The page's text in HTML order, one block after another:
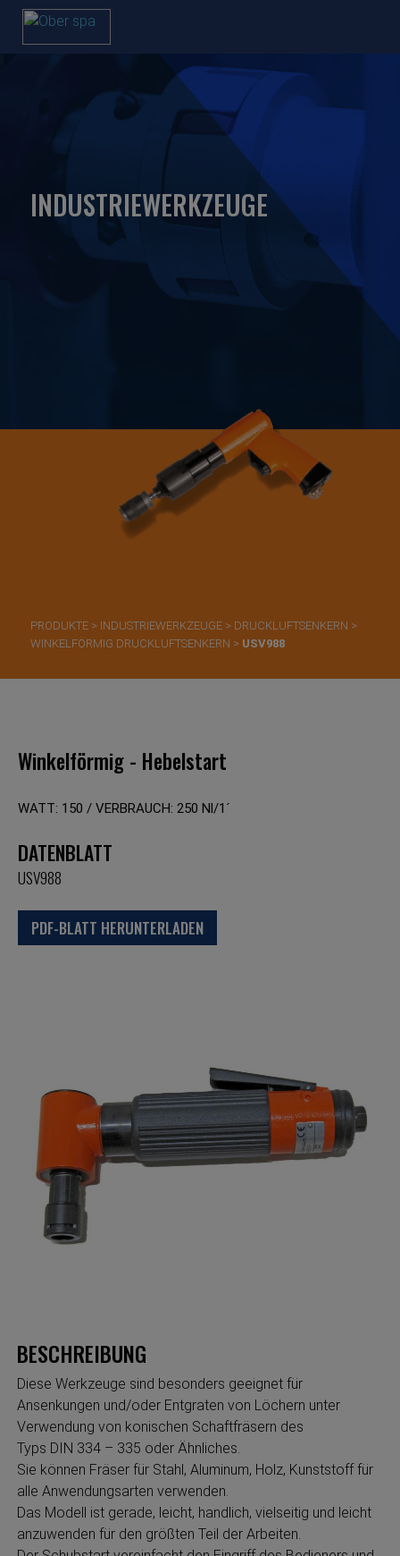
INDUSTRIEWERKZEUGE
PRODUKTE > INDUSTRIEWERKZEUGE> DRUCKLUFTSENKERN >
WINKELFÖRMIG DRUCKLUFTSENKERN > USV988
Winkelförmig - Hebelstart
WATT: 150 / VERBRAUCH: 250 Nl/1´
DATENBLATT
USV988
PDF-BLATT HERUNTERLADEN
BESCHREIBUNG
Diese Werkzeuge sind besonders geeignet für
Ansenkungen und/oder Entgraten von Löchern unter
Verwendung von konischen Schaftfräsern des
Typs DIN 334 – 335 oder Ähnliches.
Sie können Fräser für Stahl, Aluminum, Holz, Kunststoff für
alle Anwendungsarten verwenden.
Das Modell ist gerade, leicht, handlich, vielseitig und leicht
anzuwenden für den größten Teil der Arbeiten.